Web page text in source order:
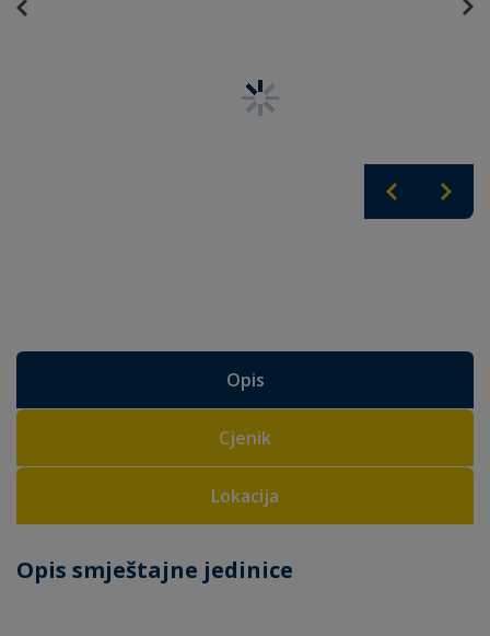
Opis
Cjenik
Lokacija
Opis smještajne jedinice